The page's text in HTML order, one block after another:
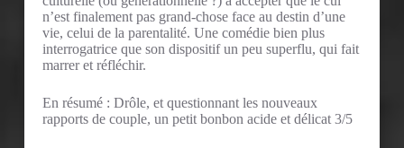
n’est finalement pas grand-chose face au destin d’une
vie, celui de la parentalité. Une comédie bien plus
interrogatrice que son dispositif un peu superflu, qui fait
marrer et réfléchir.
En résumé : Drôle, et questionnant les nouveaux
rapports de couple, un petit bonbon acide et délicat 3/5